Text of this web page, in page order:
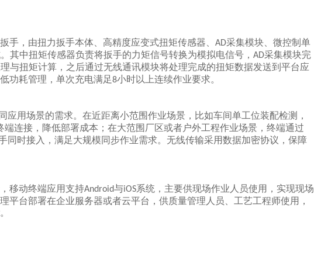
手，由扭力扳手本体、高精度应变式扭矩传感器、 AD采集模块、微控制单
其中扭矩传感器负责将扳手的力矩信号转换为模拟电信号， AD采集模块完
与扭矩计算，之后通过无线通讯模块将处理完成的扭矩数据发送到平台应
功耗管理，单次充电满足8小时以上连续作业要求。
应用场景的需求。在近距离小范围作业场景，比如车间单工位装配检测，
连接，降低部署成本；在大范围厂区或者户外工程作业场景，终端通过
同时接入，满足大规模同步作业需求。无线传输采用数据加密协议，保障
移动终端应用支持Android与iOS系统，主要供现场作业人员使用，实现现场
台部署在企业服务器或者云平台，供质量管理人员、工艺工程师使用，